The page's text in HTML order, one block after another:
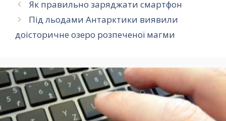
Як правильно заряджати смартфон
Під льодами Антарктики виявили
доісторичне озеро розпеченої магми